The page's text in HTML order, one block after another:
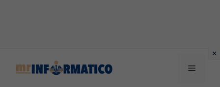
Menu